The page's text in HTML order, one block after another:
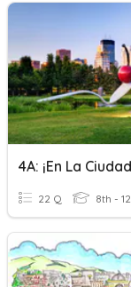
4A: ¡En La
22 Q 8th -